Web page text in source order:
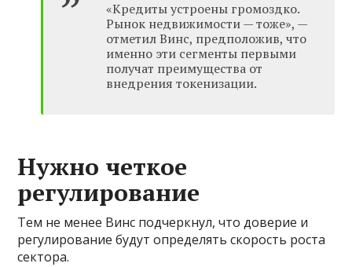
«Кредиты устроены громоздко.
Рынок недвижимости — тоже», —
отметил Винс, предположив, что
именно эти сегменты первыми
получат преимущества от
внедрения токенизации.
Нужно четкое
регулирование
Тем не менее Винс подчеркнул, что доверие и
регулирование будут определять скорость роста
сектора.